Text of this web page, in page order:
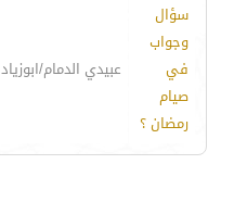
سؤال
وجواب
في
صيام
رمضان ؟
عبيدي الدمام/ابوزياد